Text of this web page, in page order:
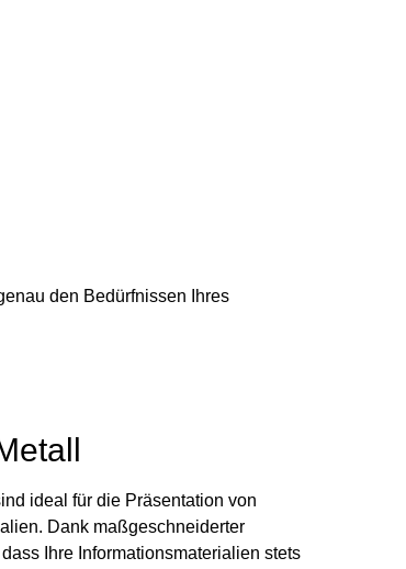
den Bedürfnissen Ihres
ideal für die Präsentation von
Dank maßgeschneiderter
Ihre Informationsmaterialien stets